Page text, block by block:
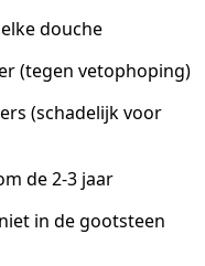
douche
(tegen vetophoping)
(schadelijk voor
de 2-3 jaar
in de gootsteen